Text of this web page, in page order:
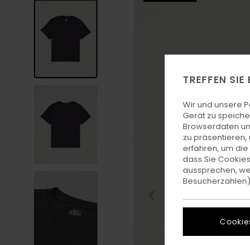
TREFFEN
Wir und unsere
Gerät zu
Browserdaten
zu präsentieren,
erfahren, um die
dass Sie
aussprechen,